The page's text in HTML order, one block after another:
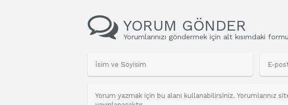
YORUM GÖNDER
Yorumlarınızı göndermek için alt kısımdaki